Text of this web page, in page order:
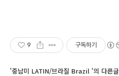
9 구독하기
'중남미 LATIN/브라질 Brazil '의 다른글